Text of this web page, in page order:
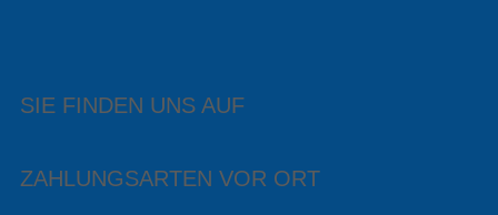
SIE FINDEN UNS AUF
ZAHLUNGSARTEN VOR ORT